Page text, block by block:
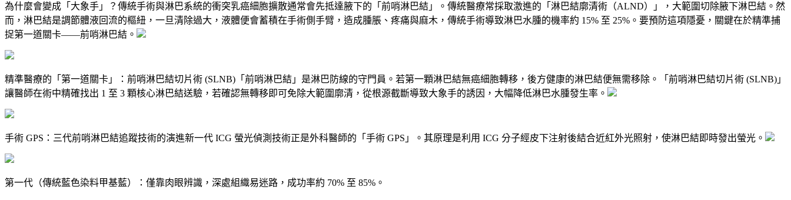
為什麼會變成「大象手」？傳統手術與淋巴系統的衝突乳癌細胞擴散通常會先抵達腋下的「前哨淋巴結」。傳統醫療常採取激進的「淋巴結廓清術（ALND）」，大範圍切除腋下淋巴結。然
而，淋巴結是調節體液回流的樞紐，一旦清除過大，液體便會蓄積在手術側手臂，造成腫脹、疼痛與麻木，傳統手術導致淋巴水腫的機率約 15% 至 25%。要預防這項隱憂，關鍵在於精準捕
捉第一道關卡——前哨淋巴結。
精準醫療的「第一道關卡」：前哨淋巴結切片術 (SLNB)「前哨淋巴結」是淋巴防線的守門員。若第一顆淋巴結無癌細胞轉移，後方健康的淋巴結便無需移除。「前哨淋巴結切片術 (SLNB)」
讓醫師在術中精確找出 1 至 3 顆核心淋巴結送驗，若確認無轉移即可免除大範圍廓清，從根源截斷導致大象手的誘因，大幅降低淋巴水腫發生率。
手術 GPS：三代前哨淋巴結追蹤技術的演進新一代 ICG 螢光偵測技術正是外科醫師的「手術 GPS」。其原理是利用 ICG 分子經皮下注射後結合近紅外光照射，使淋巴結即時發出螢光。
第一代（傳統藍色染料甲基藍）：僅靠肉眼辨識，深處組織易迷路，成功率約 70% 至 85%。